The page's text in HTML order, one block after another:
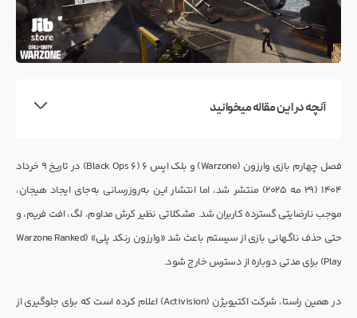
آنچه در این مقاله میخوانید
فصل چهارم بازی وارزون (Warzone) و بلک اپس ۶ (Black Ops 6) در تاریخ ۹ خرداد
۱۴۰۴ (۲۹ مه ۲۰۲۵) منتشر شد، اما انتشار این به‌روزرسانی به‌جای ایجاد هیجان،
موجب نارضایتی گسترده کاربران شد. مشکلاتی نظیر کرش مداوم، لگ، افت فریم، و
حتی حذف ناگهانی بازی از سیستم باعث شد «وارزون رنکد پلی» (Warzone Ranked
Play) برای مدتی دوباره از دسترس خارج شود.
در همین راستا، شرکت اکتیویژن (Activision) اعلام کرده است که برای جلوگیری از